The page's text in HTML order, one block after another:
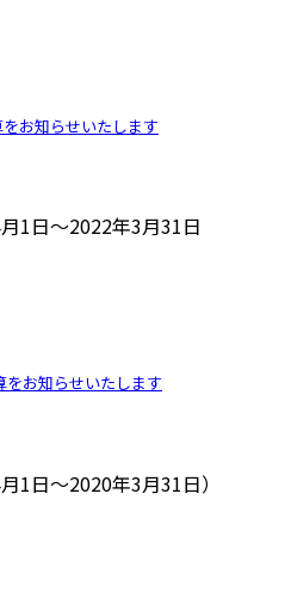
お知らせいたします
日～2022年3月31日
お知らせいたします
日～2020年3月31日）